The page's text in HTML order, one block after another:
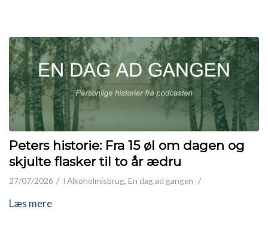
Peters historie: Fra 15 øl om dagen og
skjulte flasker til to år ædru
27/07/2026 / I Alkoholmisbrug, En dag ad gangen /
Læs mere